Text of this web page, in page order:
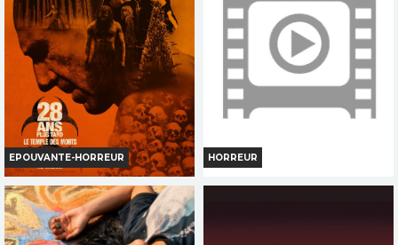
EPOUVANTE-HORREUR
28 ANS PLUS TARD LE TEMPLE
DES MORTS
Horaires et Infos
HORREUR